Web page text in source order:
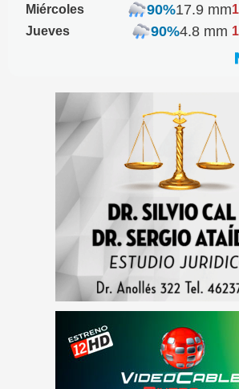
Miércoles
90%17.9 mm
Jueves
90%4.8 mm